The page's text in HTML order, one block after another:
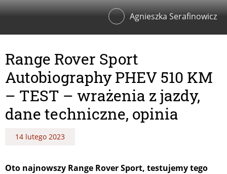
Agnieszka Serafinowicz
Range Rover Sport
Autobiography PHEV 510 KM
– TEST – wrażenia z jazdy,
dane techniczne, opinia
14 lutego 2023
Oto najnowszy Range Rover Sport, testujemy tego